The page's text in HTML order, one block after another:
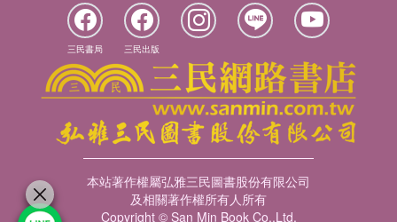
三民書局 三民出版
本站著作權屬弘雅三民圖書股份有限公司
及相關著作權所有人所有
Copyright © San Min Book Co.,Ltd.